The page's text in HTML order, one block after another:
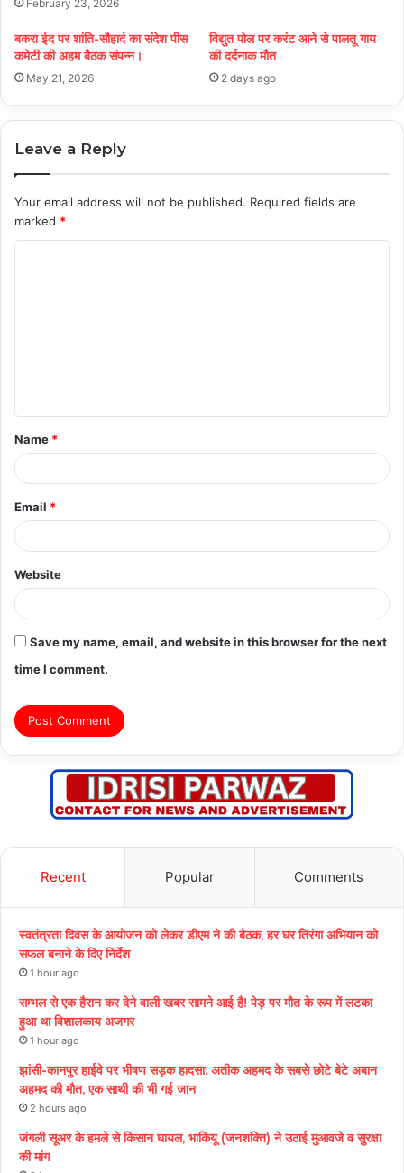
February 23, 2026
बकरा ईद पर शांति-सौहार्द का संदेश पीस
कमेटी की अहम बैठक संपन्न।
May 21, 2026
विद्युत पोल पर करंट आने से पालतू गाय
की दर्दनाक मौत
2 days ago
Leave a Reply
Your email address will not be published. Required fields are
marked *
t
*
Name *
Email *
Website
Save my name, email, and website in this browser for the next
time I comment.
Recent Popular Comments
स्वतंत्रता दिवस के आयोजन को लेकर डीएम ने की बैठक, हर घर तिरंगा अभियान को
सफल बनाने के दिए निर्देश
1 hour ago
सम्भल से एक हैरान कर देने वाली खबर सामने आई है! पेड़ पर मौत के रूप में लटका
हुआ था विशालकाय अजगर
1 hour ago
झांसी-कानपुर हाईवे पर भीषण सड़क हादसा: अतीक अहमद के सबसे छोटे बेटे अबान
अहमद की मौत, एक साथी की भी गई जान
2 hours ago
जंगली सूअर के हमले से किसान घायल, भाकियू (जनशक्ति) ने उठाई मुआवजे व सुरक्षा
की मांग